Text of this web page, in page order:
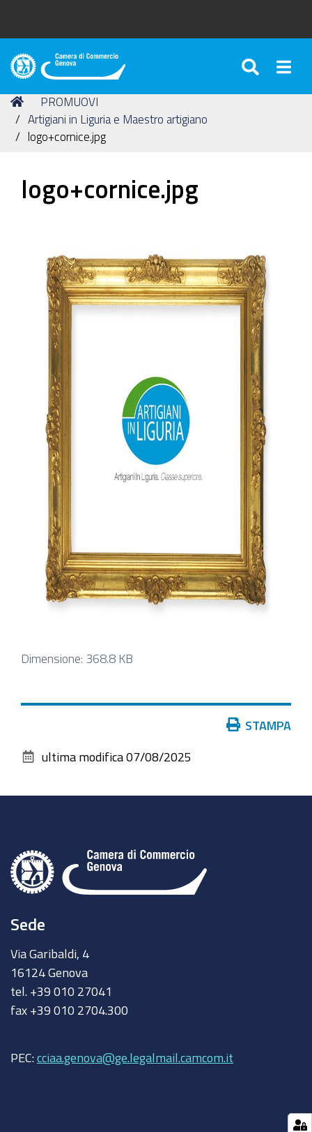
Camera
Commercio
di
Genova
Tu
sei
qui:
Home
PROMUOVI
Artigiani in Liguria e Maestro artigiano
logo+cornice.jpg
logo+cornice.jpg
Clicca
dimensioni
Dimensione: 368.8 KB
documento
STAMPA
ultima modifica 07/08/2025
Sede
Via Garibaldi, 4
16124 Genova
tel. +39 010 27041
fax +39 010 2704.300
PEC: cciaa.genova@ge.legalmail.camcom.it